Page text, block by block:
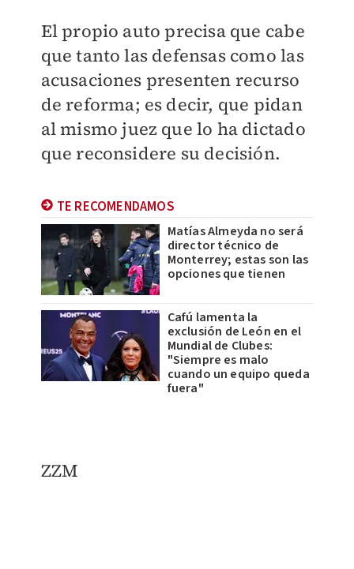
El propio auto precisa que cabe
que tanto las defensas como las
acusaciones presenten recurso
de reforma; es decir, que pidan
al mismo juez que lo ha dictado
que reconsidere su decisión.
TE RECOMENDAMOS
Matías Almeyda no será
director técnico de
Monterrey; estas son las
opciones que tienen
Cafú lamenta la
exclusión de León en el
Mundial de Clubes:
"Siempre es malo
cuando un equipo queda
fuera"
ZZM